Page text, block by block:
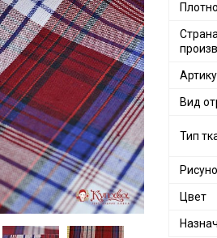
Страна
Вид
Тип
Цвет